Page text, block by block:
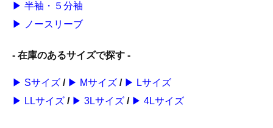
▶ 半袖・５分袖
▶ ノースリーブ
- 在庫のあるサイズで探す -
▶ Sサイズ / ▶ Mサイズ / ▶ Lサイズ
▶ LLサイズ / ▶ 3Lサイズ / ▶ 4Lサイズ